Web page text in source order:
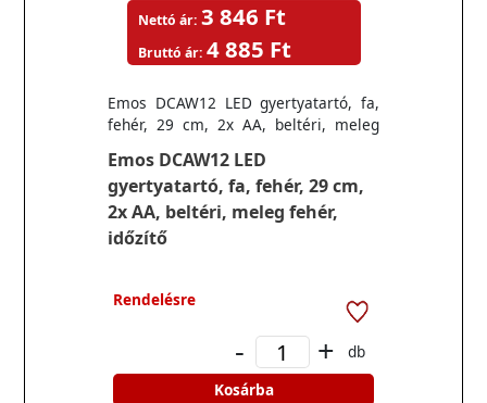
Emos DCAW12 LED
gyertyatartó, fa, fehér, 29 cm,
2x AA, beltéri, meleg fehér,
időzítő
Emos DCAW12 LED gyertyatartó, fa,
fehér, 29 cm, 2x AA, beltéri, meleg
Nettó ár: 3 846 Ft
Bruttó ár: 4 885 Ft
Rendelésre
- +
db
Kosárba